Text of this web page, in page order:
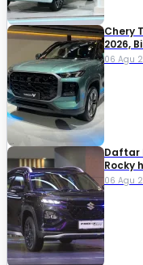
Chery
2026,
06 Agu
Daftar
Rocky
06 Agu